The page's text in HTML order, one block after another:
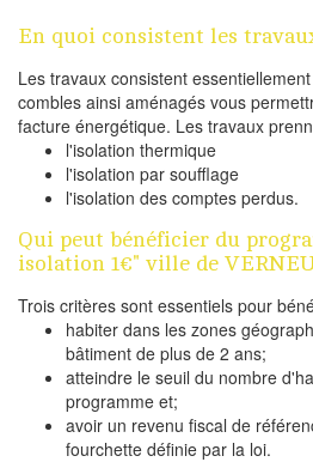
En quoi consistent les
Les travaux consistent
combles ainsi aménagés vous
facture énergétique. Les travaux
l'isolation thermique
l'isolation par soufflage
l'isolation des comptes perdus.
Qui peut bénéficier du
isolation 1€" ville de
Trois critères sont essentiels pour
habiter dans les zones
bâtiment de plus de 2 ans;
atteindre le seuil du nombre
programme et;
avoir un revenu fiscal de
fourchette définie par la loi.